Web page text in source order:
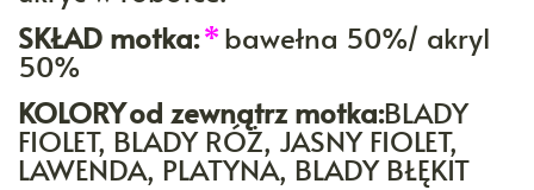
SKŁAD motka:*bawełna 50%/ akryl
50%
KOLORYod zewnątrz motka:BLADY
FIOLET, BLADY RÓŻ, JASNY FIOLET,
LAWENDA, PLATYNA, BLADY BŁĘKIT